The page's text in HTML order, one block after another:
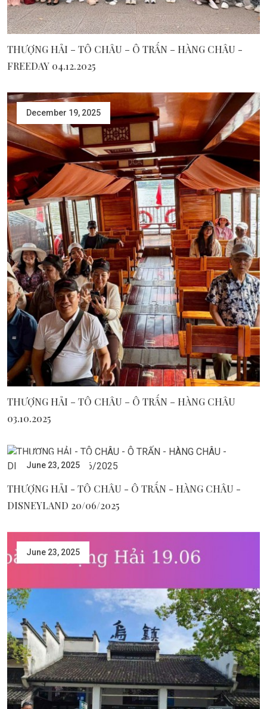
THƯỢNG HẢI – TÔ CHÂU – Ô TRẤN – HÀNG CHÂU -
FREEDAY 04.12.2025
December 19, 2025
THƯỢNG HẢI – TÔ CHÂU – Ô TRẤN – HÀNG CHÂU
03.10.2025
June 23, 2025
THƯỢNG HẢI - TÔ CHÂU - Ô TRẤN - HÀNG CHÂU -
DISNEYLAND 20/06/2025
June 23, 2025